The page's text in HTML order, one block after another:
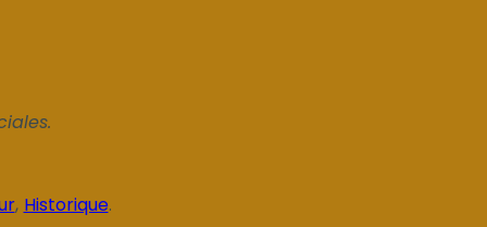
, Historique.